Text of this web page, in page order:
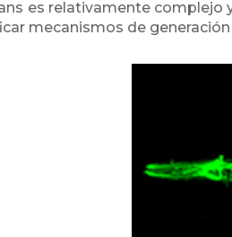
es relativamente
mecanismos de